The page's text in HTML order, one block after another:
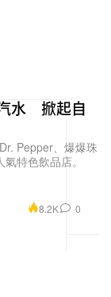
水 掀起自
Pepper、爆爆珠
特色飲品店。
8.2K 0